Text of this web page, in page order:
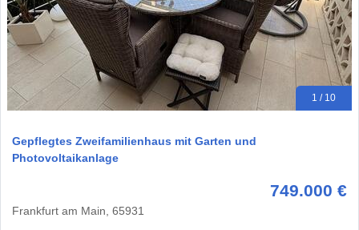
1 / 10
Gepflegtes Zweifamilienhaus mit Garten und
Photovoltaikanlage
749.000 €
Frankfurt am Main, 65931